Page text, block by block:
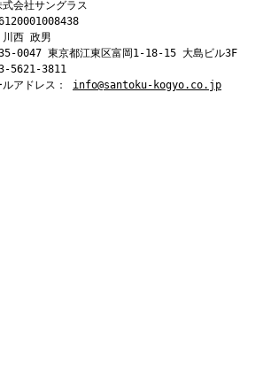
会社サングラス
川西 政男
0047 東京都江東区富岡1-18-15 大島ビル3F
5621-3811
アドレス： info@santoku-kogyo.co.jp